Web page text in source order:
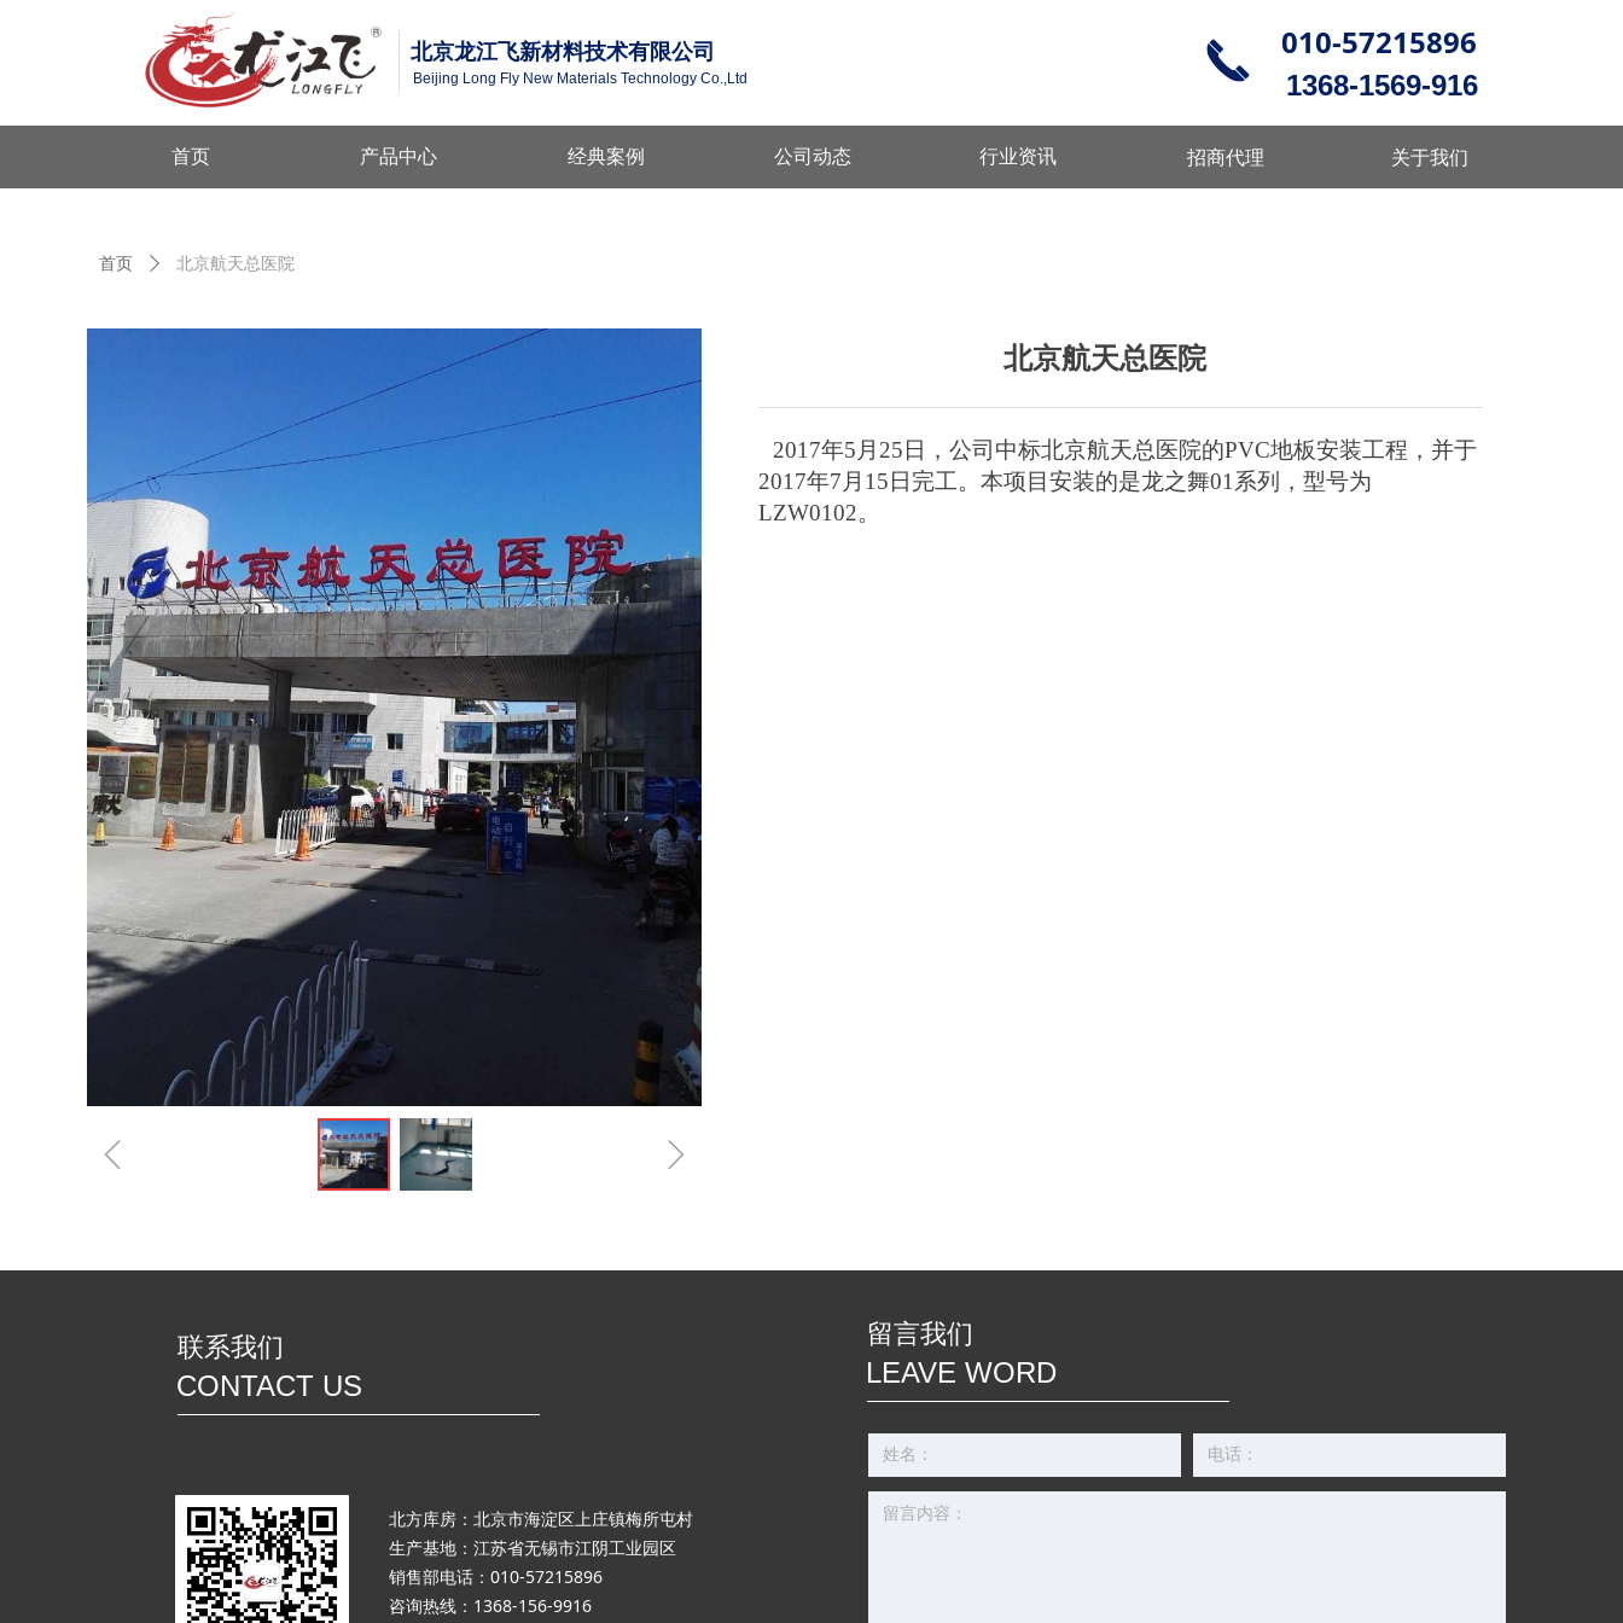
招商代理
끅 010-57215896
产品中心
1368-1569-916
首页 行业资讯
经典案例 公司动态 关于我们
北京龙江飞新材料技术有限公司
Beijing Long Fly New Materials Technology Co.,Ltd
2017年5 月 25 日， 公司中标北京航天总医院的PVC地板安装工程，并于
2017年7 月 15 日完工。本项目安装的是龙之舞01 系列，型号为
LZW0102。
ꁆ ꁇ
北京航天总医院
首页 ꄲ 北京航天总医院
北方库房：北京市海淀区上庄镇梅所屯村
生产基地：江苏省无锡市江阴工业园区
销售部电话：010-57215896
咨询热线：1368-156-9916
CONTACT US
联系我们
LEAVE WORD
留言我们